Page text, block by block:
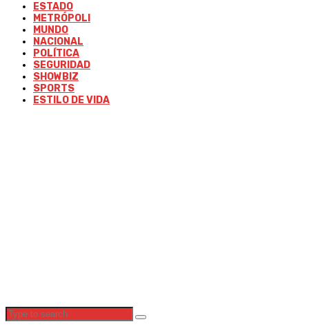
ESTADO
METRÓPOLI
MUNDO
NACIONAL
POLÍTICA
SEGURIDAD
SHOWBIZ
SPORTS
ESTILO DE VIDA